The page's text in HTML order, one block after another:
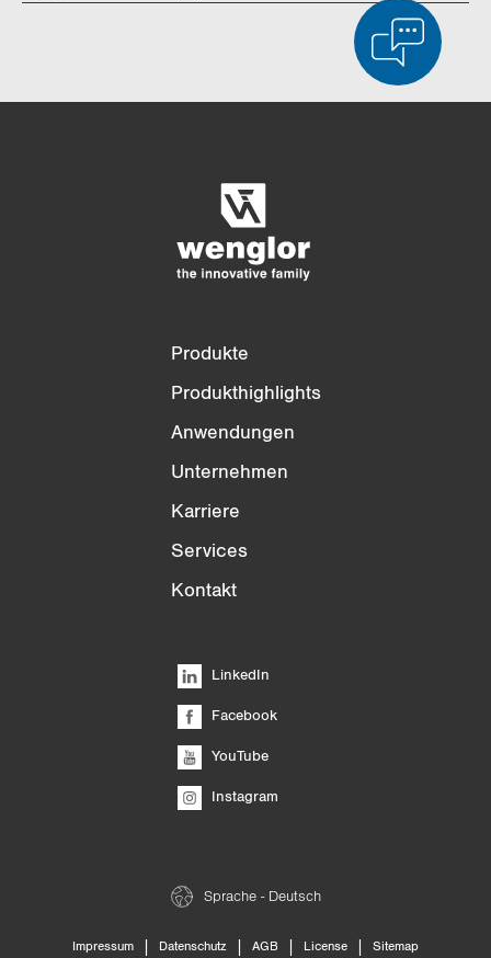
Produkte
Produkthighlights
Anwendungen
Unternehmen
Karriere
Services
Kontakt
LinkedIn
Facebook
YouTube
Instagram
Sprache - Deutsch
Impressum | Datenschutz | AGB | License | Sitemap